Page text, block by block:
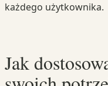
każdego użytkownika.
Jak